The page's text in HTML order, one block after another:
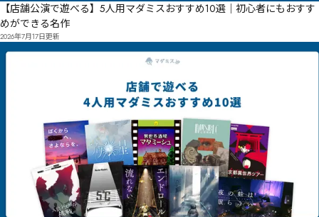
【店舗公演で遊べる】5人用マダミスおすすめ10選｜初心者にもおすす
めができる名作
2026年7月17日更新